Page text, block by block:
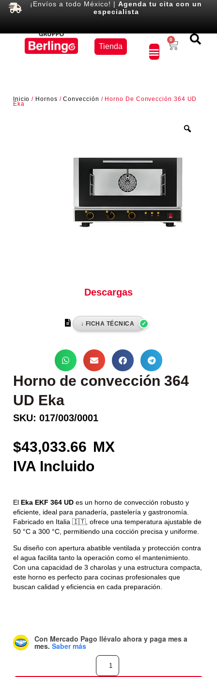
¡Envíos a todo México! |Agenda tu cita con un
especialista
Tienda
0
Inicio / Hornos /Convección / Horno De Convección 364 UD
Eka
Descargas
Horno de convección 364
UD Eka
SKU: 017/003/0001
43,033.66
El Eka EKF 364 UDes un horno de convección robusto y
eficiente, ideal para panadería, pastelería y gastronomía.
Fabricado en Italia 🇮🇹, ofrece una temperatura ajustable de
50 °C a 300 °C, permitiendo una cocción precisa y uniforme.
Su diseño con apertura abatible ventilada y protección contra
el agua facilita tanto la operación como el mantenimiento.
Con una capacidad de 3 charolas y una estructura compacta,
este horno es perfecto para cocinas profesionales que
buscan calidad y eficiencia en cada preparación.
Con Mercado Pago llévalo ahora y paga mes a
mes. Saber más